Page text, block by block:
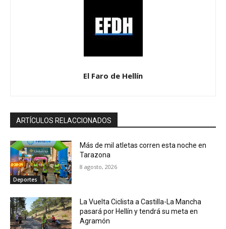
El Faro de Hellín
ARTÍCULOS RELACCIONADOS
Deportes
Más de mil atletas corren esta noche en
Tarazona
8 agosto, 2026
La Vuelta Ciclista a Castilla-La Mancha
pasará por Hellín y tendrá su meta en
Agramón